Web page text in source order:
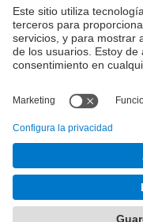
Investigación
Empresa
¿Qué necesitas?
© Facultat d'Informàtica
de Catalunya -